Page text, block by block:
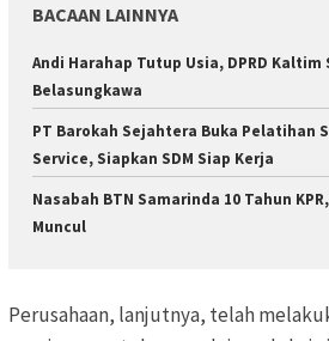
BACAAN LAINNYA
Andi Harahap Tutup Usia, DPRD Kaltim
Belasungkawa
PT Barokah Sejahtera Buka Pelatihan
Service, Siapkan SDM Siap Kerja
Nasabah BTN Samarinda 10 Tahun
Muncul
Perusahaan, lanjutnya, telah